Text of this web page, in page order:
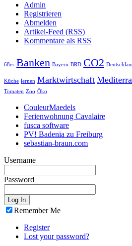
Admin
Registrieren
Abmelden
Artikel-Feed (RSS)
Kommentare als RSS
68er Banken Bayern BRD CO2
Küche lernen Marktwirtschaft
Tomaten Zoo Öko
CouleurMaedels
Ferienwohnung Cavalaire
fusca software
PV! Badenia zu Freiburg
sebastian-braun.com
Username
Password
Remember Me
Register
Lost your password?